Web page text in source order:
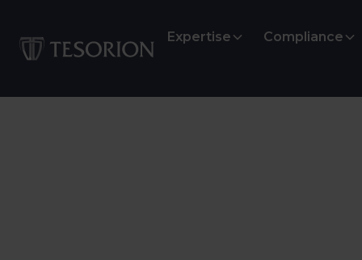
Expertise Compliance